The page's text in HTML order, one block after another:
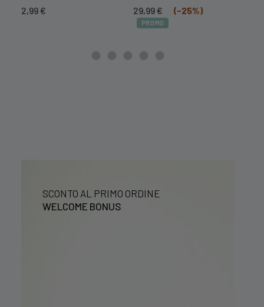
2,99€
Il
prezzo
originale
39,99 €.
29,99€
prezzo
(-25%)
PROMO
SCONTO AL PRIMO ORDINE
WELCOME BONUS